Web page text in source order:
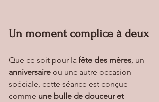
Un moment complice à deux
Que ce soit pour la fête des mères , un
anniversaire ou une autre occasion
spéciale, cette séance est conçue
comme une bulle de douceur et